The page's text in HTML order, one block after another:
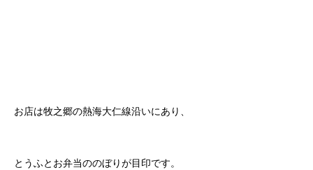
お店は牧之郷の熱海大仁線沿いにあり、
とうふとお弁当ののぼりが目印です。